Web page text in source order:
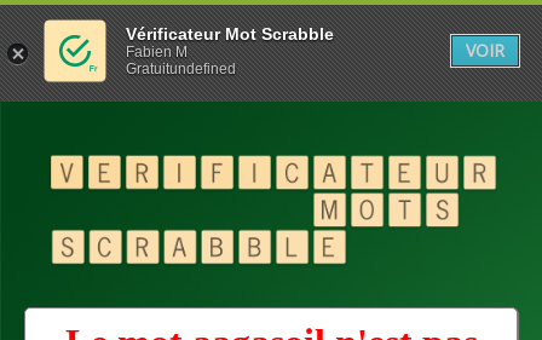
Vérificateur Mot Scrabble
Fabien M
Gratuitundefined
VOIR